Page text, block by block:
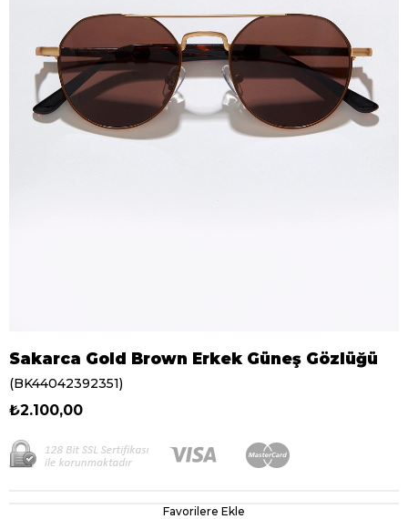
Sakarca Gold Brown Erkek Güneş Gözlüğü
(BK44042392351)
₺2.100,00
Favorilere Ekle